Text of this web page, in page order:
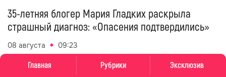
Главная Рубрики Эксклюзив
35-летняя блогер Мария Гладких раскрыла
страшный диагноз: «Опасения подтвердились»
08 августа 09:23